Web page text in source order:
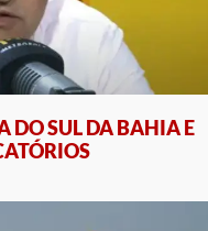
DO SUL DA BAHIA E